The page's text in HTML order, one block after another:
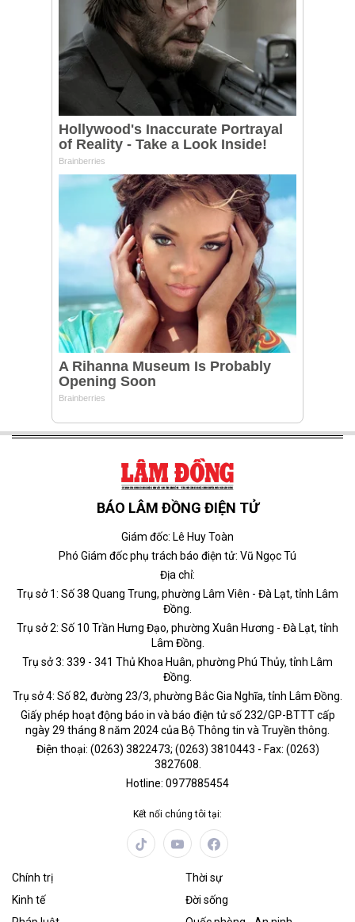
BÁO LÂM ĐỒNG ĐIỆN TỬ
Giám đốc: Lê Huy Toàn
Phó Giám đốc phụ trách báo điện tử: Vũ Ngọc Tú
Địa chỉ:
Trụ sở 1: Số 38 Quang Trung, phường Lâm Viên - Đà Lạt, tỉnh Lâm
Đồng.
Trụ sở 2: Số 10 Trần Hưng Đạo, phường Xuân Hương - Đà Lạt, tỉnh
Lâm Đồng.
Trụ sở 3: 339 - 341 Thủ Khoa Huân, phường Phú Thủy, tỉnh Lâm
Đồng.
Trụ sở 4: Số 82, đường 23/3, phường Bắc Gia Nghĩa, tỉnh Lâm Đồng.
Giấy phép hoạt động báo in và báo điện tử số 232/GP-BTTT cấp
ngày 29 tháng 8 năm 2024 của Bộ Thông tin và Truyền thông.
Điện thoại: (0263) 3822473; (0263) 3810443 - Fax: (0263)
3827608.
Hotline: 0977885454
Kết nối chúng tôi tại:
Chính trị
Thời sự
Kinh tế
Đời sống